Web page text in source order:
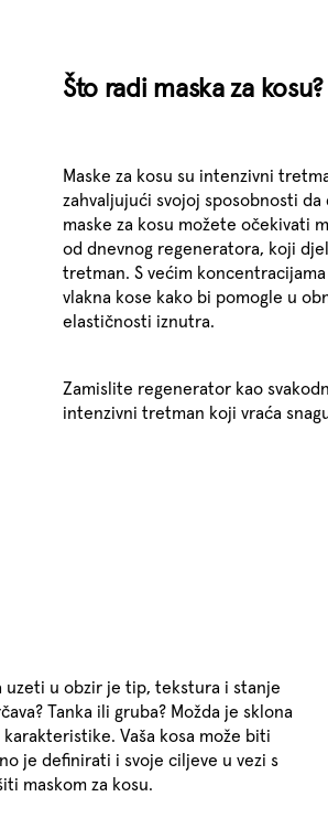
Što radi maska za kosu?
Maske za kosu su intenzivni
zahvaljujući svojoj sposobnosti
maske za kosu možete očekivati
od dnevnog regeneratora, koji
tretman. S većim
vlakna kose kako bi pomogle u
elastičnosti iznutra.
Zamislite regenerator kao
intenzivni tretman koji vraća
uzeti u obzir je tip, tekstura i stanje
Tanka ili gruba? Možda je sklona
Vaša kosa može biti
je definirati i svoje ciljeve u vezi s
maskom za kosu.